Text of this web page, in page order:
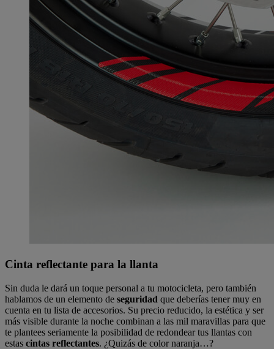
Cinta reflectante para la llanta
Sin duda le dará un toque personal a tu motocicleta, pero también
hablamos de un elemento de seguridad que deberías tener muy en
cuenta en tu lista de accesorios. Su precio reducido, la estética y ser
más visible durante la noche combinan a las mil maravillas para que
te plantees seriamente la posibilidad de redondear tus llantas con
estas cintas reflectantes. ¿Quizás de color naranja…?